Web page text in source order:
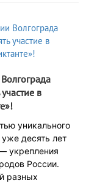
в
уникального
уже десять лет
укрепления
России.
разных